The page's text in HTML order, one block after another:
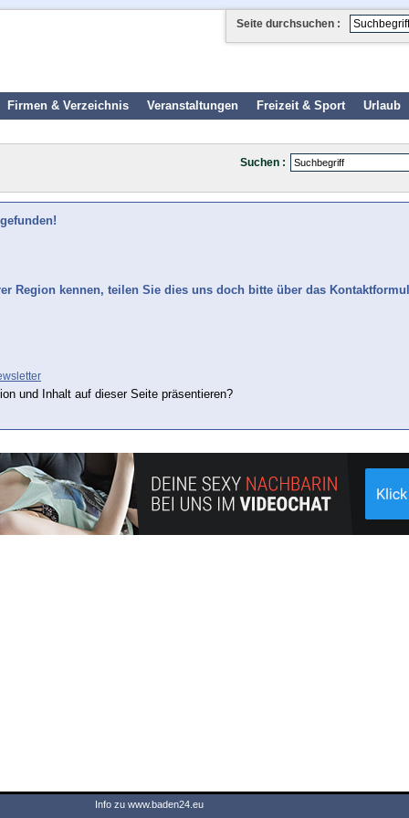
Seite durchsuchen :
Firmen & Verzeichnis Veranstaltungen Freizeit & Sport Urlaub
Suchen :
Region kennen, teilen Sie dies uns doch bitte über das
und Inhalt auf dieser Seite präsentieren?
Info zu www.baden24.eu